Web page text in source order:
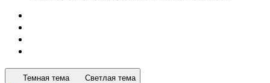
Темная тема Светлая тема